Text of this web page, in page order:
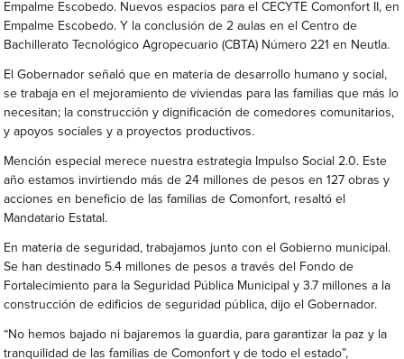
Empalme Escobedo. Nuevos espacios para el CECYTE Comonfort II, en
Empalme Escobedo. Y la conclusión de 2 aulas en el Centro de
Bachillerato Tecnológico Agropecuario (CBTA) Número 221 en Neutla.
El Gobernador señaló que en materia de desarrollo humano y social,
se trabaja en el mejoramiento de viviendas para las familias que más lo
necesitan; la construcción y dignificación de comedores comunitarios,
y apoyos sociales y a proyectos productivos.
Mención especial merece nuestra estrategia Impulso Social 2.0. Este
año estamos invirtiendo más de 24 millones de pesos en 127 obras y
acciones en beneficio de las familias de Comonfort, resaltó el
Mandatario Estatal.
En materia de seguridad, trabajamos junto con el Gobierno municipal.
Se han destinado 5.4 millones de pesos a través del Fondo de
Fortalecimiento para la Seguridad Pública Municipal y 3.7 millones a la
construcción de edificios de seguridad pública, dijo el Gobernador.
“No hemos bajado ni bajaremos la guardia, para garantizar la paz y la
tranquilidad de las familias de Comonfort y de todo el estado”,